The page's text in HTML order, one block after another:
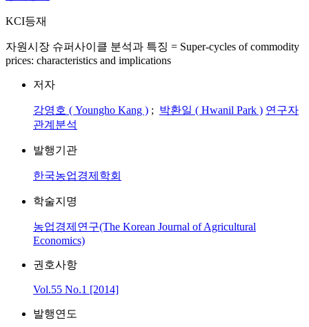
KCI등재
자원시장 슈퍼사이클 분석과 특징 = Super-cycles of commodity
prices: characteristics and implications
저자
강영호 ( Youngho Kang ) ; 박환일 ( Hwanil Park ) 연구자
관계분석
발행기관
한국농업경제학회
학술지명
농업경제연구(The Korean Journal of Agricultural
Economics)
권호사항
Vol.55 No.1 [2014]
발행연도